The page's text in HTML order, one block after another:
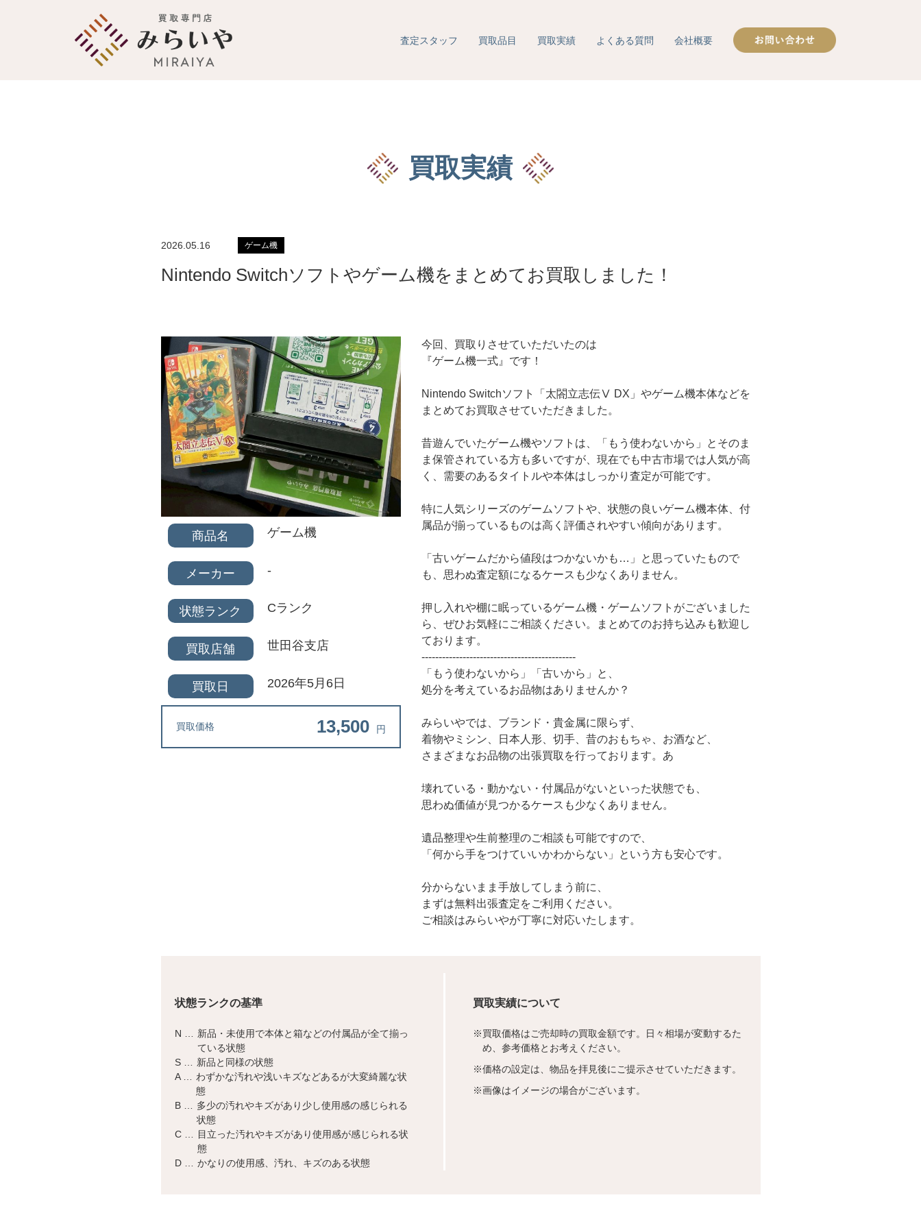
査定スタッフ 買取品目 買取実績 よくある質問 会社概要
買取実績
2026.05.16 ゲーム機
Nintendo Switchソフトやゲーム機をまとめてお買取しました！
商品名 ゲーム機
メーカー -
状態ランク Cランク
買取店舗 世田谷支店
買取日 2026年5月6日
買取価格 13,500 円
今回、買取りさせていただいたのは
『ゲーム機一式』です！
Nintendo Switchソフト「太閤立志伝Ⅴ DX」やゲーム機本体などを
まとめてお買取させていただきました。
昔遊んでいたゲーム機やソフトは、「もう使わないから」とそのま
ま保管されている方も多いですが、現在でも中古市場では人気が高
く、需要のあるタイトルや本体はしっかり査定が可能です。
特に人気シリーズのゲームソフトや、状態の良いゲーム機本体、付
属品が揃っているものは高く評価されやすい傾向があります。
「古いゲームだから値段はつかないかも…」と思っていたもので
も、思わぬ査定額になるケースも少なくありません。
押し入れや棚に眠っているゲーム機・ゲームソフトがございました
ら、ぜひお気軽にご相談ください。まとめてのお持ち込みも歓迎し
ております。
---------------------------------------------
「もう使わないから」「古いから」と、
処分を考えているお品物はありませんか？
みらいやでは、ブランド・貴金属に限らず、
着物やミシン、日本人形、切手、昔のおもちゃ、お酒など、
さまざまなお品物の出張買取を行っております。あ
壊れている・動かない・付属品がないといった状態でも、
思わぬ価値が見つかるケースも少なくありません。
遺品整理や生前整理のご相談も可能ですので、
「何から手をつけていいかわからない」という方も安心です。
分からないまま手放してしまう前に、
まずは無料出張査定をご利用ください。
ご相談はみらいやが丁寧に対応いたします。
状態ランクの基準
N … 新品・未使用で本体と箱などの付属品が全て揃っ
ている状態
S … 新品と同様の状態
A … わずかな汚れや浅いキズなどあるが大変綺麗な状
態
B … 多少の汚れやキズがあり少し使用感の感じられる
状態
C … 目立った汚れやキズがあり使用感が感じられる状
態
D … かなりの使用感、汚れ、キズのある状態
買取実績について
※買取価格はご売却時の買取金額です。日々相場が変動するた
め、参考価格とお考えください。
※価格の設定は、物品を拝見後にご提示させていただきます。
※画像はイメージの場合がございます。